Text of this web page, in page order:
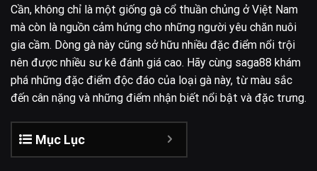
Cần, không chỉ là một giống gà cổ thuần chủng ở Việt Nam
mà còn là nguồn cảm hứng cho những người yêu chăn nuôi
gia cầm. Dòng gà này cũng sở hữu nhiều đặc điểm nổi trội
nên được nhiều sư kê đánh giá cao. Hãy cùng saga88 khám
phá những đặc điểm độc đáo của loại gà này, từ màu sắc
đến cân nặng và những điểm nhận biết nổi bật và đặc trưng.
Mục Lục